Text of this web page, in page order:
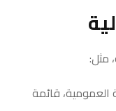
مثل:
العمومية، قائمة